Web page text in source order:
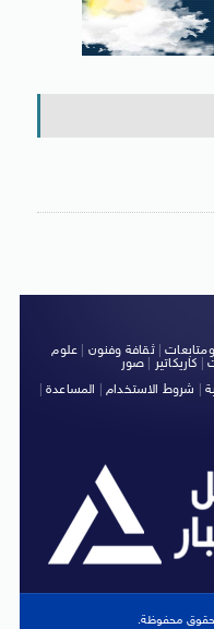
ومتابعات|ثقافة وفنون
علوم
كاريكاتير صور
شروط الاستخدام| المساعدة|